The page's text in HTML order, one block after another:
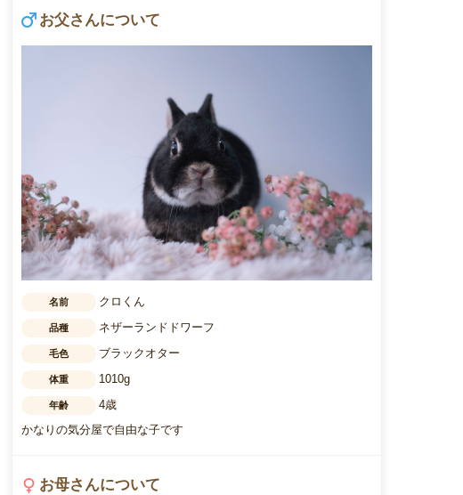
お父さんについて
名前 クロくん
品種 ネザーランドドワーフ
毛色 ブラックオター
体重 1010g
年齢
4歳
かなりの気分屋で自由な子です
お母さんについて